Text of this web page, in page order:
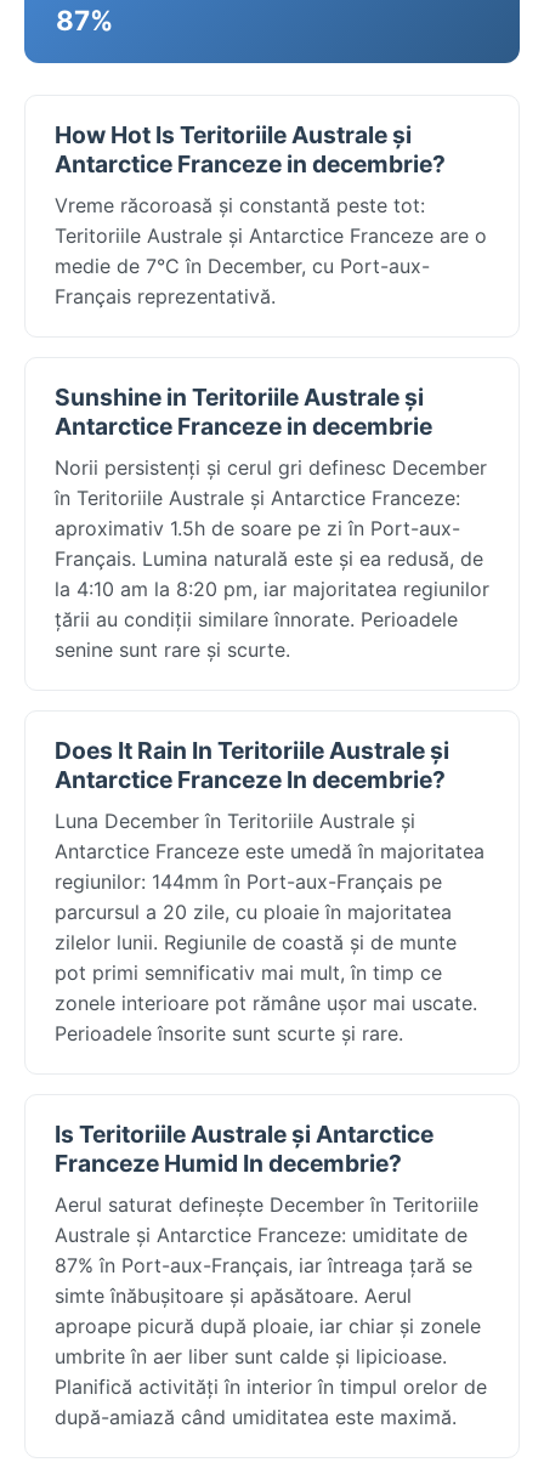
87%
How Hot Is Teritoriile Australe și
Antarctice Franceze in decembrie?
Vreme răcoroasă și constantă peste tot:
Teritoriile Australe și Antarctice Franceze are o
medie de 7°C în December, cu Port-aux-
Français reprezentativă.
Sunshine in Teritoriile Australe și
Antarctice Franceze in decembrie
Norii persistenți și cerul gri definesc December
în Teritoriile Australe și Antarctice Franceze:
aproximativ 1.5h de soare pe zi în Port-aux-
Français. Lumina naturală este și ea redusă, de
la 4:10 am la 8:20 pm, iar majoritatea regiunilor
țării au condiții similare înnorate. Perioadele
senine sunt rare și scurte.
Does It Rain In Teritoriile Australe și
Antarctice Franceze In decembrie?
Luna December în Teritoriile Australe și
Antarctice Franceze este umedă în majoritatea
regiunilor: 144mm în Port-aux-Français pe
parcursul a 20 zile, cu ploaie în majoritatea
zilelor lunii. Regiunile de coastă și de munte
pot primi semnificativ mai mult, în timp ce
zonele interioare pot rămâne ușor mai uscate.
Perioadele însorite sunt scurte și rare.
Is Teritoriile Australe și Antarctice
Franceze Humid In decembrie?
Aerul saturat definește December în Teritoriile
Australe și Antarctice Franceze: umiditate de
87% în Port-aux-Français, iar întreaga țară se
simte înăbușitoare și apăsătoare. Aerul
aproape picură după ploaie, iar chiar și zonele
umbrite în aer liber sunt calde și lipicioase.
Planifică activități în interior în timpul orelor de
după-amiază când umiditatea este maximă.